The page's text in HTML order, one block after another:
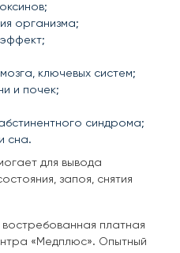
организма;
ключевых систем;
и почек;
синдрома;
сна.
для вывода
запоя, снятия
платная
«Медплюс». Опытный